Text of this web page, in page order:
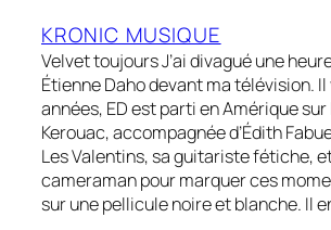
KRONIC MUSIQUE
Velvet toujours J’ai divagué une
Étienne Daho devant ma télévision. Il
années, ED est parti en Amérique
Kerouac, accompagnée d’Édith
Les Valentins, sa guitariste fétiche, et
cameraman pour marquer ces
sur une pellicule noire et blanche. Il